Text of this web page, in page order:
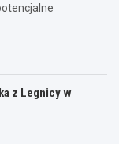
z Legnicy w